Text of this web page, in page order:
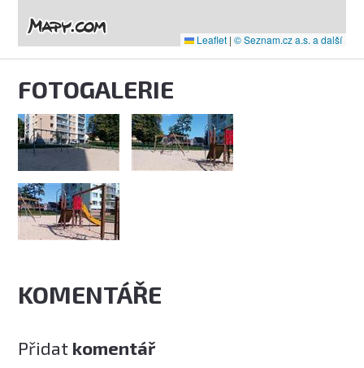
Leaflet | © Seznam.cz a.s. a další
FOTOGALERIE
KOMENTÁŘE
Přidat komentář